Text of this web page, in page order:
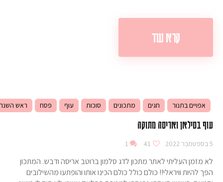
קרא עוד
אפויים בתנור חגים מתכונים סוכות עוף פסח ראש
עוף בסילאן ואריסה מתוקה
5 בספטמבר 2022 41
1
לא מזמן העליתי לאתר מתכון לדג סלמון ברוטב אריסה ודבש. המתכון
הפך להיות וויראלי!! כולם כולל כולם הכינו אותו והופתעו מהשילובים